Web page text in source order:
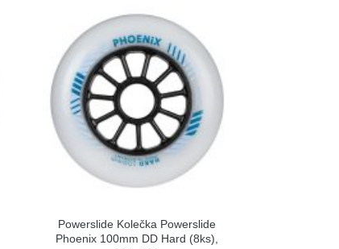
Powerslide Kolečka Powerslide
Phoenix 100mm DD Hard (8ks),